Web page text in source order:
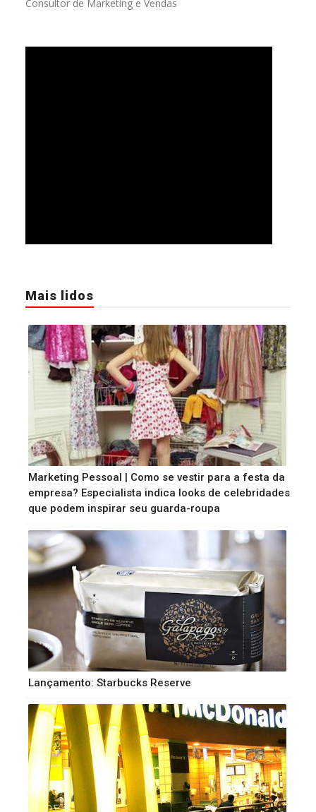
Consultor de Marketing e Vendas
Mais lidos
Marketing Pessoal | Como se vestir para a festa da
empresa? Especialista indica looks de celebridades
que podem inspirar seu guarda-roupa
Lançamento: Starbucks Reserve